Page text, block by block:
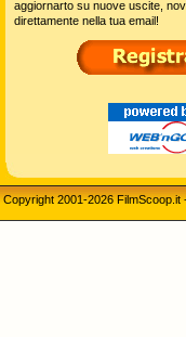
aggiornarto su nuove uscite,
direttamente nella tua email!
Copyright 2001-2026 FilmScoop.it